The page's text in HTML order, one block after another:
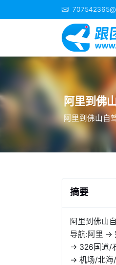
阿里到佛
阿里到佛山自
摘要
阿里到佛山
导航:阿里 →
→ 326国道/
→ 机场/北海